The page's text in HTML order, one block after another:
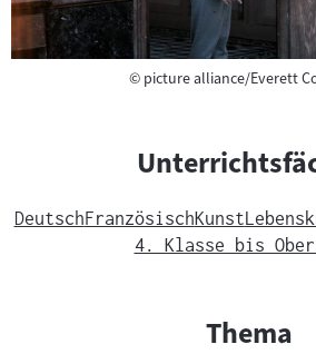
©Copyright
picture alliance/Everett
DeutschFranzösischKunst
4. Klasse bis
Thema